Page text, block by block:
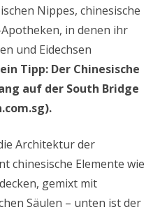
Nippes, chinesische
in denen ihr
und Eidechsen
Tipp: Der Chinesische
auf der South Bridge
Architektur der
chinesische Elemente wie
gemixt mit
Säulen – unten ist der